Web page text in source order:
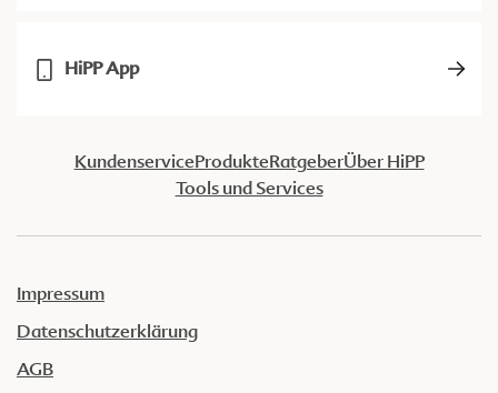
HiPP App
KundenserviceProdukteRatgeberÜber HiPP
Tools und Services
Impressum
Datenschutzerklärung
AGB